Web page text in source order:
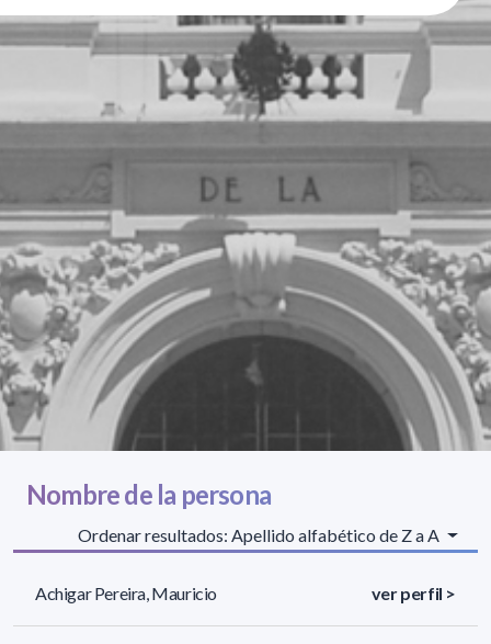
Nombre de la persona
Ordenar resultados: Apellido alfabético de Z a A
Achigar Pereira, Mauricio ver perfil >